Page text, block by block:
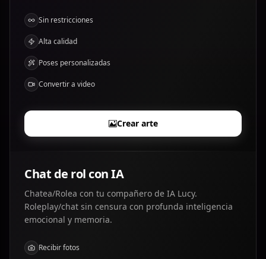
Sin restricciones
Alta calidad
Poses personalizadas
Convertir a video
Crear arte
Chat de rol con IA
Chatea/Rolea con tu compañero de IA Lucy.
Roleplay/chat sin censura con profunda inteligencia
emocional y memoria.
Recibir fotos